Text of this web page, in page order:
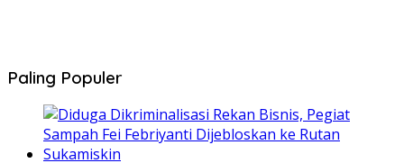
Paling Populer